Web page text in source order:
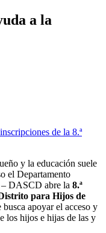
a la
de la 8.ª
y la educación suele
el Departamento
DASCD abre la 8.ª
para Hijos de
apoyar el acceso y
los hijos e hijas de las y